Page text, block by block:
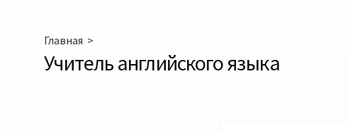
Главная >
Учитель английского языка